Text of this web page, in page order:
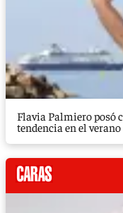
Flavia Palmiero posó
tendencia en el verano